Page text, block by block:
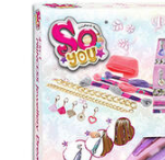
รถของเล่น
และรีโมทบั
กิจกรรมแ
ตุ๊กตาและ
LEGOเลโก้
Blokees บ
Zuru ซูรู
8~11 ปี
12~14 ปี
14+ ปี